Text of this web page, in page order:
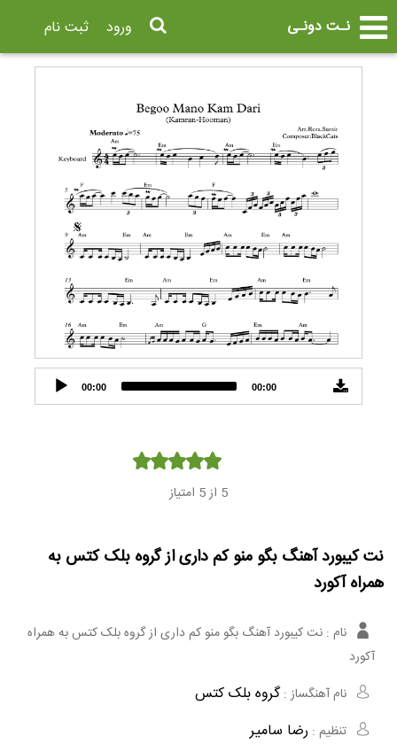
نـت دونـی ثبت نام ورود
Audio
Player
00:00 00:00
5 از 5 امتیاز
نت کیبورد آهنگ بگو منو کم داری از گروه بلک کتس به
همراه آکورد
نام : نت کیبورد آهنگ بگو منو کم داری از گروه بلک کتس به همراه
آکورد
نام آهنگساز :گروه بلک کتس
تنظیم : رضا سامیر